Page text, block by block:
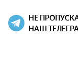
НЕ
НАШ